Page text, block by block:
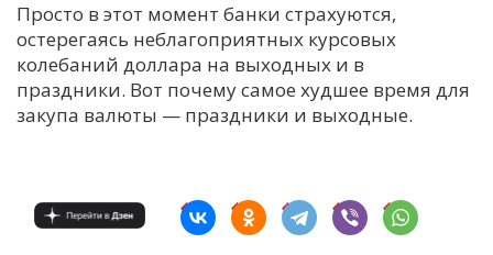
Просто в этот момент банки страхуются,
остерегаясь неблагоприятных курсовых
колебаний доллара на выходных и в
праздники. Вот почемусамое худшее время для
закупа валюты — праздники и выходные.